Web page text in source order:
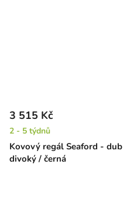
Kovový regál Seaford - dub
divoký / černá
3 515 Kč
2 - 5 týdnů